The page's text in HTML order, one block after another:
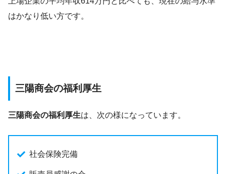
はかなり低い方です。
三陽商会の福利厚生
三陽商会の福利厚生は、次の様になっています。
社会保険完備